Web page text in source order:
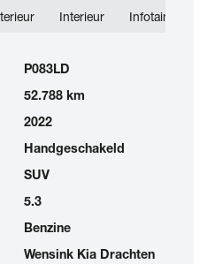
Interieur Infotainment
P083LD
52.788 km
2022
Handgeschakeld
SUV
5.3
Benzine
Wensink Kia Drachten